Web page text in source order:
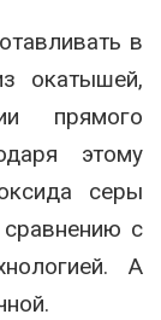
в
окатышей,
прямого
этому
серы
с
А